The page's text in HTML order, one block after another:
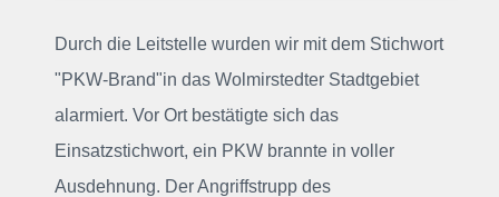
Durch die Leitstelle wurden wir mit dem Stichwort
"PKW-Brand"in das Wolmirstedter Stadtgebiet
alarmiert. Vor Ort bestätigte sich das
Einsatzstichwort, ein PKW brannte in voller
Ausdehnung. Der Angriffstrupp des